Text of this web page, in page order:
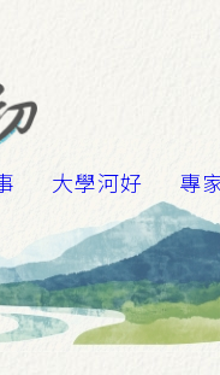
大學河好 專